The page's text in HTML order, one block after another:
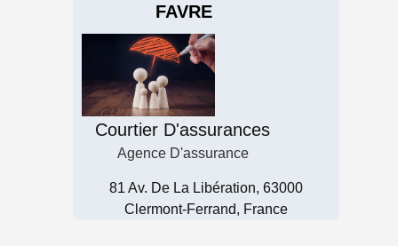
FAVRE
Courtier D'assurances
Agence D'assurance
81 Av. De La Libération, 63000
Clermont-Ferrand, France